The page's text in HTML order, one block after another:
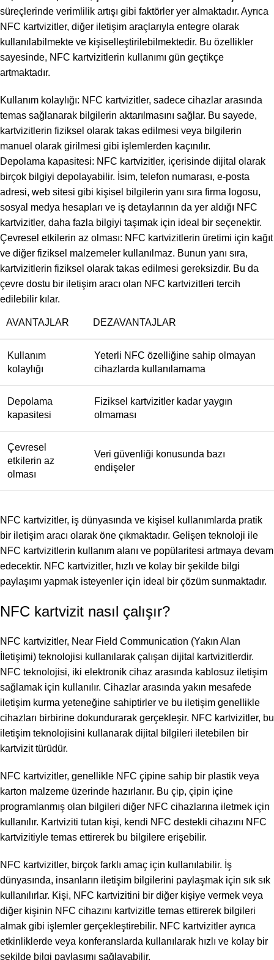
süreçlerinde verimlilik artışı gibi faktörler yer almaktadır. Ayrıca
NFC kartvizitler, diğer iletişim araçlarıyla entegre olarak
kullanılabilmekte ve kişiselleştirilebilmektedir. Bu özellikler
sayesinde, NFC kartvizitlerin kullanımı gün geçtikçe
artmaktadır.
Kullanım kolaylığı: NFC kartvizitler, sadece cihazlar arasında
temas sağlanarak bilgilerin aktarılmasını sağlar. Bu sayede,
kartvizitlerin fiziksel olarak takas edilmesi veya bilgilerin
manuel olarak girilmesi gibi işlemlerden kaçınılır.
Depolama kapasitesi: NFC kartvizitler, içerisinde dijital olarak
birçok bilgiyi depolayabilir. İsim, telefon numarası, e-posta
adresi, web sitesi gibi kişisel bilgilerin yanı sıra firma logosu,
sosyal medya hesapları ve iş detaylarının da yer aldığı NFC
kartvizitler, daha fazla bilgiyi taşımak için ideal bir seçenektir.
Çevresel etkilerin az olması: NFC kartvizitlerin üretimi için kağıt
ve diğer fiziksel malzemeler kullanılmaz. Bunun yanı sıra,
kartvizitlerin fiziksel olarak takas edilmesi gereksizdir. Bu da
çevre dostu bir iletişim aracı olan NFC kartvizitleri tercih
edilebilir kılar.
AVANTAJLAR DEZAVANTAJLAR
Kullanım
kolaylığı
Yeterli NFC özelliğine sahip olmayan
cihazlarda kullanılamama
Depolama
kapasitesi
Fiziksel kartvizitler kadar yaygın
olmaması
Çevresel
etkilerin az
olması
Veri güvenliği konusunda bazı
endişeler
NFC kartvizitler, iş dünyasında ve kişisel kullanımlarda pratik
bir iletişim aracı olarak öne çıkmaktadır. Gelişen teknoloji ile
NFC kartvizitlerin kullanım alanı ve popülaritesi artmaya devam
edecektir. NFC kartvizitler, hızlı ve kolay bir şekilde bilgi
paylaşımı yapmak isteyenler için ideal bir çözüm sunmaktadır.
NFC kartvizit nasıl çalışır?
NFC kartvizitler, Near Field Communication (Yakın Alan
İletişimi) teknolojisi kullanılarak çalışan dijital kartvizitlerdir.
NFC teknolojisi, iki elektronik cihaz arasında kablosuz iletişim
sağlamak için kullanılır. Cihazlar arasında yakın mesafede
iletişim kurma yeteneğine sahiptirler ve bu iletişim genellikle
cihazları birbirine dokundurarak gerçekleşir. NFC kartvizitler, bu
iletişim teknolojisini kullanarak dijital bilgileri iletebilen bir
kartvizit türüdür.
NFC kartvizitler, genellikle NFC çipine sahip bir plastik veya
karton malzeme üzerinde hazırlanır. Bu çip, çipin içine
programlanmış olan bilgileri diğer NFC cihazlarına iletmek için
kullanılır. Kartviziti tutan kişi, kendi NFC destekli cihazını NFC
kartvizitiyle temas ettirerek bu bilgilere erişebilir.
NFC kartvizitler, birçok farklı amaç için kullanılabilir. İş
dünyasında, insanların iletişim bilgilerini paylaşmak için sık ​​sık
kullanılırlar. Kişi, NFC kartvizitini bir diğer kişiye vermek veya
diğer kişinin NFC cihazını kartvizitle temas ettirerek bilgileri
almak gibi işlemler gerçekleştirebilir. NFC kartvizitler ayrıca
etkinliklerde veya konferanslarda kullanılarak hızlı ve kolay bir
şekilde bilgi paylaşımı sağlayabilir.